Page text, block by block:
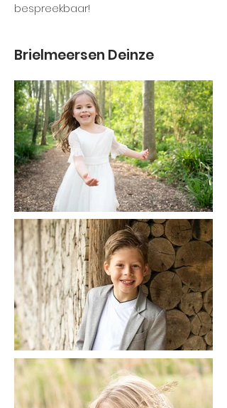
bespreekbaar!
Brielmeersen Deinze